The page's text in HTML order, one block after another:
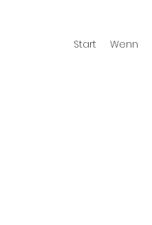
Start Wenn